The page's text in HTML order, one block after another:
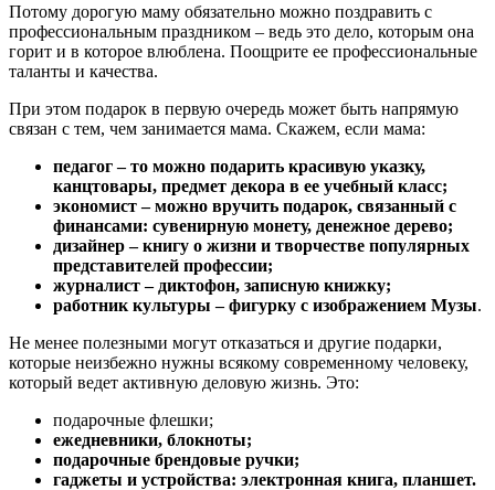
Потому дорогую маму обязательно можно поздравить с
профессиональным праздником – ведь это дело, которым она
горит и в которое влюблена. Поощрите ее профессиональные
таланты и качества.
При этом подарок в первую очередь может быть напрямую
связан с тем, чем занимается мама. Скажем, если мама:
педагог – то можно подарить красивую указку,
канцтовары, предмет декора в ее учебный класс;
экономист – можно вручить подарок, связанный с
финансами: сувенирную монету, денежное дерево;
дизайнер – книгу о жизни и творчестве популярных
представителей профессии;
журналист – диктофон, записную книжку;
работник культуры – фигурку с изображением Музы.
Не менее полезными могут отказаться и другие подарки,
которые неизбежно нужны всякому современному человеку,
который ведет активную деловую жизнь. Это:
подарочные флешки;
ежедневники, блокноты;
подарочные брендовые ручки;
гаджеты и устройства: электронная книга, планшет.